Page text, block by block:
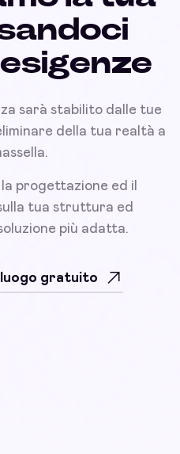
sarà stabilito dalle tue
della tua realtà a
progettazione ed il
tua struttura ed
più adatta.
gratuito